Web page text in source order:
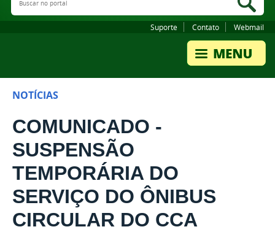
Suporte Contato Webmail
NOTÍCIAS
COMUNICADO -
SUSPENSÃO
TEMPORÁRIA DO
SERVIÇO DO ÔNIBUS
CIRCULAR DO CCA